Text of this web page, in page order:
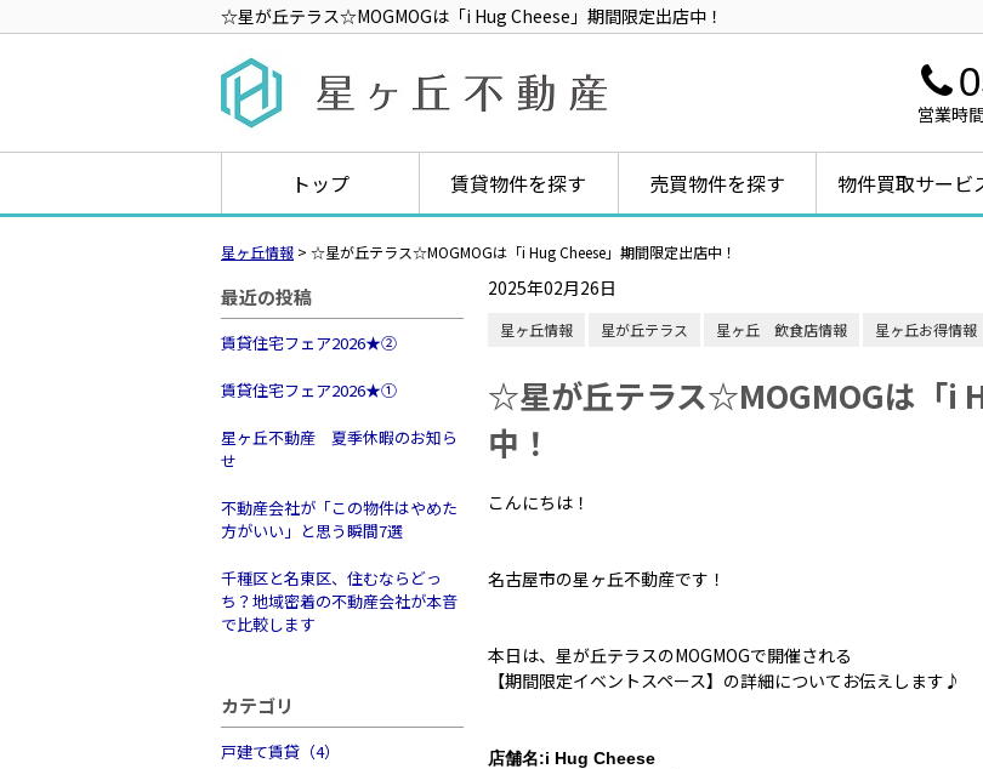
☆星が丘テラス☆MOGMOGは「i Hug Cheese」期間限定出店中！
営業時
トップ 賃貸物件を探す 売買物件を探す 物件買取サービ
星ヶ丘情報 > ☆星が丘テラス☆MOGMOGは「i Hug Cheese」期間限定出店中！
最近の投稿
賃貸住宅フェア2026★➁
賃貸住宅フェア2026★①
星ヶ丘不動産 夏季休暇のお知ら
せ
不動産会社が「この物件はやめた
方がいい」と思う瞬間7選
千種区と名東区、住むならどっ
ち？地域密着の不動産会社が本音
で比較します
カテゴリ
戸建て賃貸（4）
2025年02月26日
星ヶ丘情報 星が丘テラス 星ヶ丘 飲食店情報 星ヶ丘お得情報
☆星が丘テラス☆MOGMOGは「i
中！
こんにちは！
名古屋市の星ヶ丘不動産です！
本日は、星が丘テラスのMOGMOGで開催される
【期間限定イベントスペース】の詳細についてお伝えします♪
店舗名:i Hug Cheese